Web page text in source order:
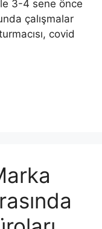
3-4 sene önce
çalışmalar
covid